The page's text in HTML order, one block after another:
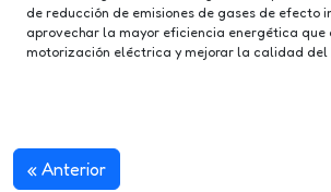
de reducción de emisiones de gases de efecto
aprovechar la mayor eficiencia energética que
motorización eléctrica y mejorar la calidad del
« Anterior